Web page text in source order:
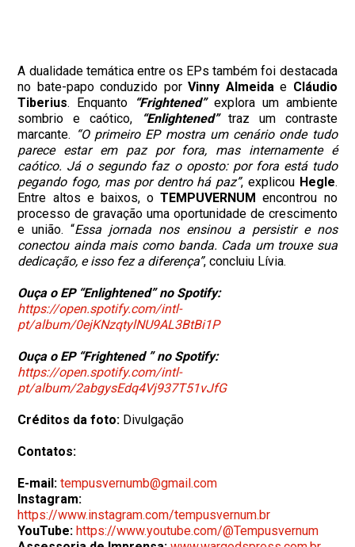
A dualidade temática entre os EPs também foi destacada
no bate-papo conduzido porVinny Almeidae Cláudio
Tiberius. Enquanto “Frightened”explora um ambiente
sombrio e caótico,
“Enlightened”traz um contraste
marcante. “O primeiro EP mostra um cenário onde tudo
parece estar em paz por fora, mas internamente é
caótico. Já o segundo faz o oposto: por fora está tudo
pegando fogo, mas por dentro há paz”, explicou Hegle.
Entre altos e baixos, oTEMPUVERNUM encontrou no
processo de gravação uma oportunidade de crescimento
e união. “Essa jornada nos ensinou a persistir e nos
conectou ainda mais como banda. Cada um trouxe sua
dedicação, e isso fez a diferença”, concluiu Lívia.
Ouça o EP “Enlightened” no Spotify:
https://open.spotify.com/intl-
pt/album/0ejKNzqtylNU9AL3BtBi1P
Ouça o EP “Frightened ” no Spotify:
https://open.spotify.com/intl-
pt/album/2abgysEdq4Vj937T51vJfG
Créditos da foto: Divulgação
Contatos:
E-mail:tempusvernumb@gmail.com
Instagram:
https://www.instagram.com/tempusvernum.br
YouTube: https://www.youtube.com/@Tempusvernum